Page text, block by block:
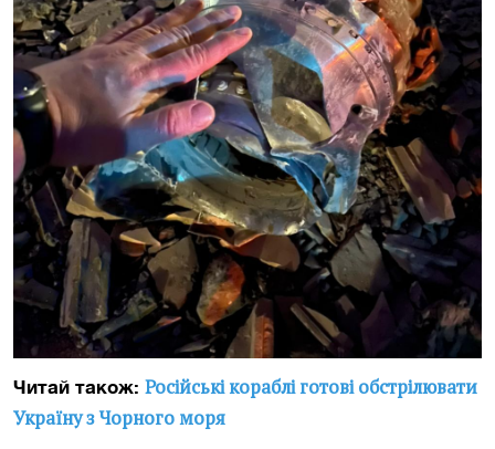
Читай також: Російські кораблі готові обстрілювати
Україну з Чорного моря